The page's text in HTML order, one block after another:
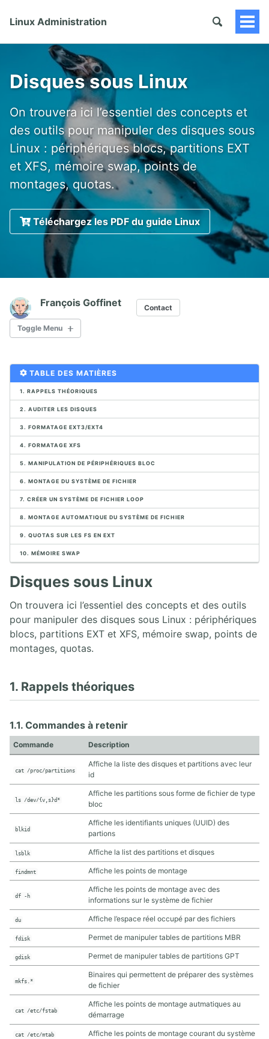
Linux Administration
Disques sous Linux
On trouvera ici l’essentiel des concepts et
des outils pour manipuler des disques sous
Linux : périphériques blocs, partitions EXT
et XFS, mémoire swap, points de
montages, quotas.
Téléchargez les PDF du guide Linux
François Goffinet Contact
Toggle Menu
1. INTRODUCTION À LINUX
1.1. Evolution de Linux
1.2. Distributions Linux
1.4. Applications Open Source
1.5. Utiliser Linux en console graphique (Centos7)
1.6. Environnements de bureau Linux
1.7. Installation Linux Debian
2. LE SHELL
2.2. Filtres sur les fichiers (globbing)
2.3. Premier script shell
2.4. Configuration des langues, locales et clavier
2.5. Aide sous Linux
2.6. Prendre connaissance de la version de la distribution
3. TRAITEMENT DU TEXTE
3.2. Outils avancés de traitement du texte
3.3. L'éditeur de texte VI
4. ARBORESCENCE DE FICHIERS
4.1. Filesystem Hierachy Standard (FHS)
4.2. Opérations sur les fichiers
4.3. Recherche de fichiers
4.4. Archivage et compression
5.1. Utilisateurs et groupes Linux
5.2. Opérations sur les utilisateurs et les groupes
5.3. Permissions Linux
5.5. Pluggable Authentication Modules (PAM)
6. PROCESSUS ET DÉMARRAGE
6.1. Noyau Linux
6.2. Démarrage du système Linux
6.3. Processus Linux
7. INSTALLATION DE LOGICIELS
TABLE DES MATIÈRES
1. RAPPELS THÉORIQUES
2. AUDITER LES DISQUES
3. FORMATAGE EXT3/EXT4
4. FORMATAGE XFS
5. MANIPULATION DE PÉRIPHÉRIQUES BLOC
6. MONTAGE DU SYSTÈME DE FICHIER
7. CRÉER UN SYSTÈME DE FICHIER LOOP
8. MONTAGE AUTOMATIQUE DU SYSTÈME DE FICHIER
9. QUOTAS SUR LES FS EN EXT
10. MÉMOIRE SWAP
Disques sous Linux
On trouvera ici l’essentiel des concepts et des outils
pour manipuler des disques sous Linux : périphériques
blocs, partitions EXT et XFS, mémoire swap, points de
montages, quotas.
1. Rappels théoriques
1.1. Commandes à retenir
Commande Description
cat /proc/partitions
Affiche la liste des disques et partitions avec leur
id
ls /dev/{v,s}d*
Affiche les partitions sous forme de fichier de type
bloc
blkid
Affiche les identifiants uniques (UUID) des
partions
lsblk Affiche la list des partitions et disques
findmnt Affiche les points de montage
df -h
Affiche les points de montage avec des
informations sur le système de fichier
du Affiche l’espace réel occupé par des fichiers
fdisk Permet de manipuler tables de partitions MBR
gdisk Permet de manipuler tables de partitions GPT
mkfs.*
Binaires qui permettent de préparer des systèmes
de fichier
cat /etc/fstab
Affiche les points de montage autmatiques au
démarrage
cat /etc/mtab Affiche les points de montage courant du système